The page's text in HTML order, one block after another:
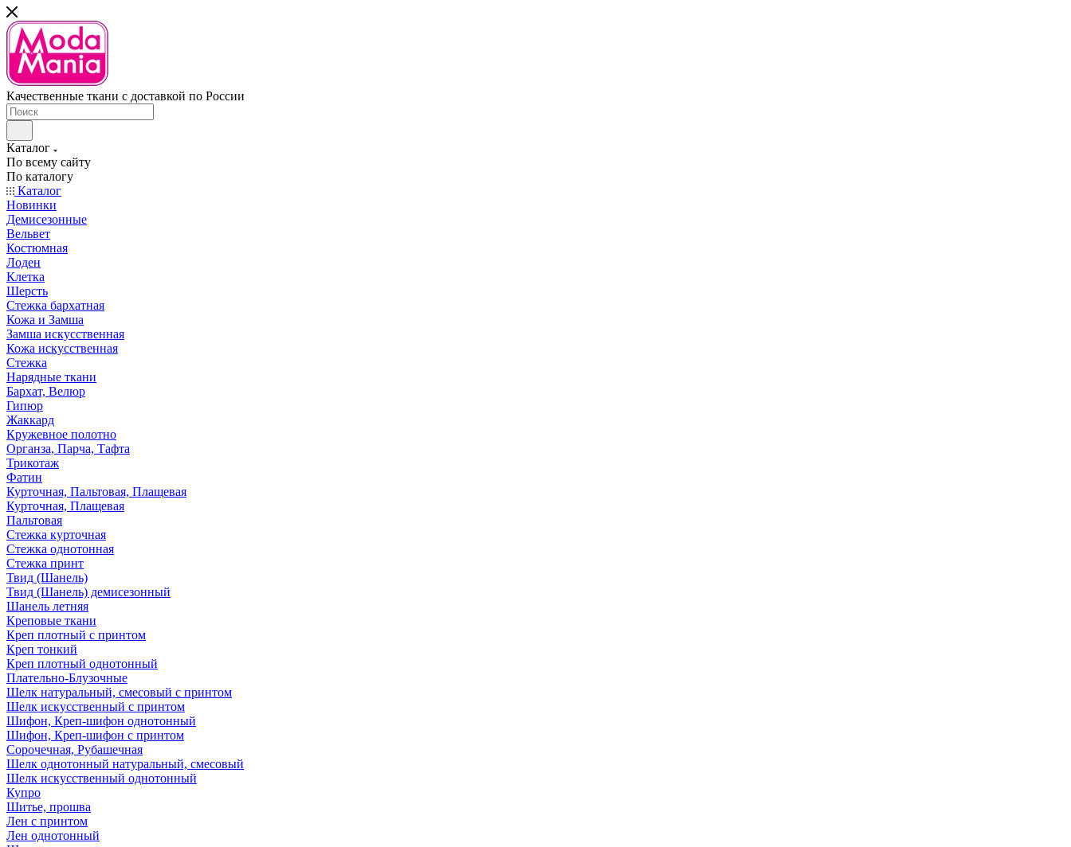
Качественные ткани с доставкой по России
Каталог
По всему сайту
По каталогу
Каталог
Новинки
Демисезонные
Вельвет
Костюмная
Лоден
Клетка
Шерсть
Стежка бархатная
Кожа и Замша
Замша искусственная
Кожа искусственная
Стежка
Нарядные ткани
Бархат, Велюр
Гипюр
Жаккард
Кружевное полотно
Органза, Парча, Тафта
Трикотаж
Фатин
Курточная, Пальтовая, Плащевая
Курточная, Плащевая
Пальтовая
Стежка курточная
Стежка однотонная
Стежка принт
Твид (Шанель)
Твид (Шанель) демисезонный
Шанель летняя
Креповые ткани
Креп плотный с принтом
Креп тонкий
Креп плотный однотонный
Плательно-Блузочные
Шелк натуральный, смесовый с принтом
Шелк искусственный с принтом
Шифон, Креп-шифон однотонный
Шифон, Креп-шифон с принтом
Сорочечная, Рубашечная
Шелк однотонный натуральный, смесовый
Шелк искусственный однотонный
Купро
Шитье, прошва
Лен с принтом
Лен однотонный